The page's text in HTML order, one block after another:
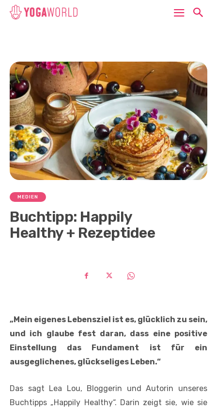
MEDIEN
Buchtipp: Happily
Healthy + Rezeptidee
„Mein eigenes Lebensziel ist es, glücklich zu sein,
und ich glaube fest daran, dass eine positive
Einstellung das Fundament ist für ein
ausgeglichenes, glückseliges Leben.“
Das sagt Lea Lou, Bloggerin und Autorin unseres
Buchtipps „Happily Healthy“. Darin zeigt sie, wie sie